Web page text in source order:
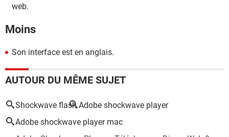
web.
Moins
Son interface est en anglais.
AUTOUR DU MÊME SUJET
Shockwave flash Adobe shockwave player
Adobe shockwave player mac